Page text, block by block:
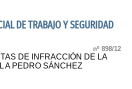
DE TRABAJO Y SEGURIDAD
nº 898/12
DE INFRACCIÓN DE LA
A PEDRO SÁNCHEZ